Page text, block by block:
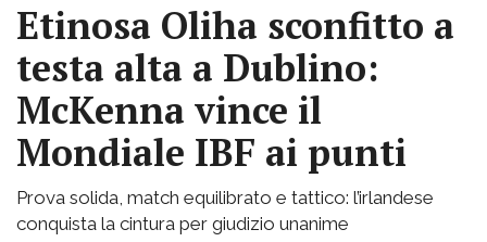
Etinosa Oliha sconfitto a
testa alta a Dublino:
McKenna vince il
Mondiale IBF ai punti
Prova solida, match equilibrato e tattico: l’irlandese
conquista la cintura per giudizio unanime